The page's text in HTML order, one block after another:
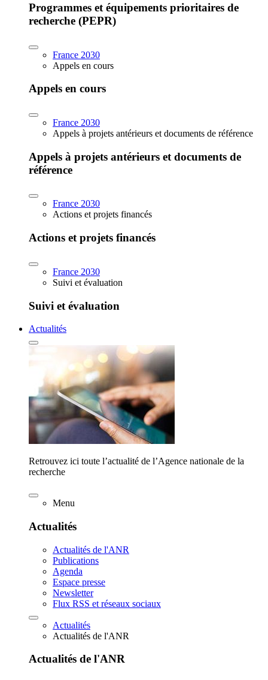
Programmes et équipements prioritaires de
recherche (PEPR)
France 2030
Appels en cours
Appels en cours
France 2030
Appels à projets antérieurs et documents de référence
Appels à projets antérieurs et documents de
référence
France 2030
Actions et projets financés
Actions et projets financés
France 2030
Suivi et évaluation
Suivi et évaluation
Actualités
Retrouvez ici toute l’actualité de l’Agence nationale de la
recherche
Menu
Actualités
Actualités de l'ANR
Publications
Agenda
Espace presse
Newsletter
Flux RSS et réseaux sociaux
Actualités
Actualités de l'ANR
Actualités de l'ANR